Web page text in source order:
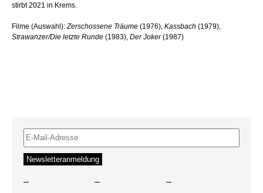
stirbt 2021 in Krems.
Filme (Auswahl):Zerschossene Träume (1976), Kassbach (1979),
Strawanzer/Die letzte Runde (1983), Der Joker(1987)
– – –